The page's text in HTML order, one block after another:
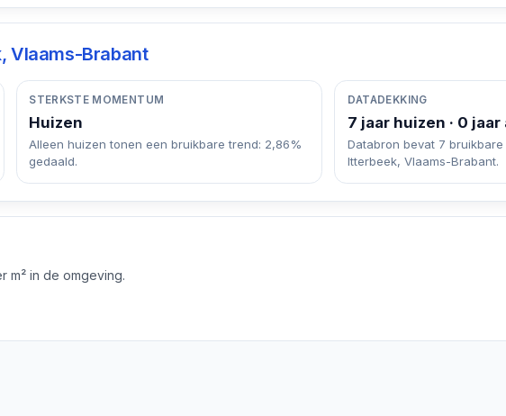
Vlaams-Brabant
STERKSTE MOMENTUM
Huizen
Alleen huizen tonen een bruikbare trend: 2,86%
gedaald.
DATADEKKING
7 jaar huizen · 0 jaar
Databron bevat 7
Itterbeek, Vlaams-Brabant.
m² in de omgeving.